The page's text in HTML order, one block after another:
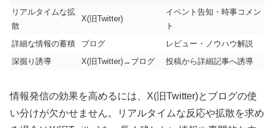
リアルタイムな拡
散
X(旧Twitter)
イベント告知・時事コメン
ト
詳細な情報の蓄積
ブログ
レビュー・ノウハウ解説
深掘り誘導
X(旧Twitter)→ブログ 投稿から詳細記事へ誘導
情報発信の効果を高めるには、X(旧Twitter)とブログの使
い分けが欠かせません。リアルタイムな反応や拡散を求め